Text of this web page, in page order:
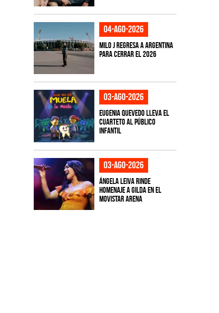
04-ago-2026
Milo J regresa a Argentina
para cerrar el 2026
03-ago-2026
Eugenia Quevedo lleva el
cuarteto al público
infantil
03-ago-2026
Ángela Leiva rinde
homenaje a Gilda en el
Movistar Arena